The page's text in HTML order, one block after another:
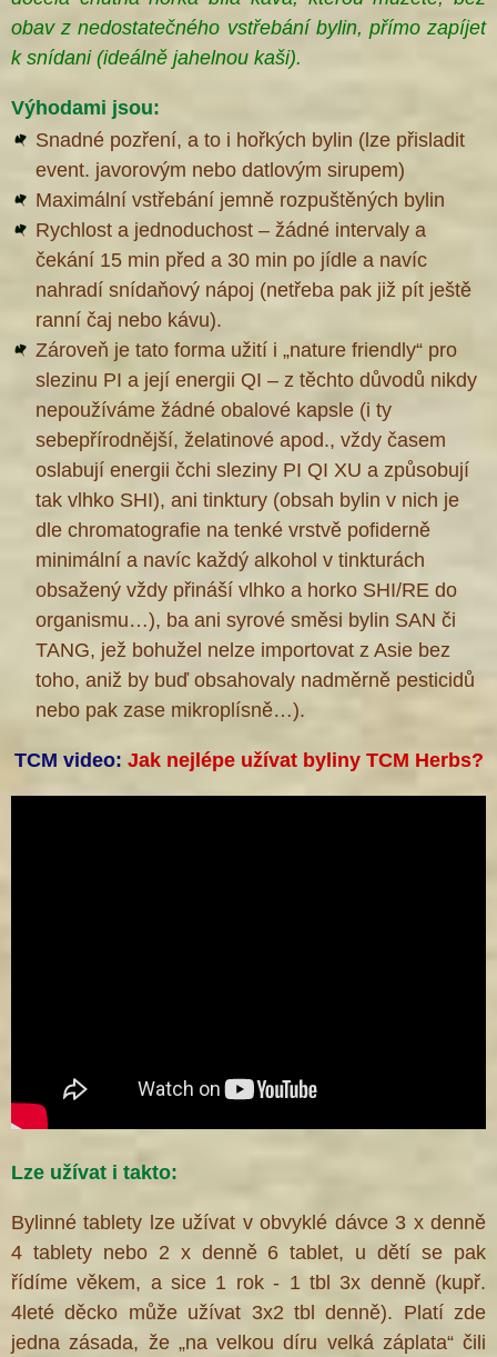
obav z nedostatečného vstřebání bylin, přímo zapíjet
k snídani (ideálně jahelnou kaši).
Výhodami jsou:
Snadné pozření, a to i hořkých bylin (lze přisladit
event. javorovým nebo datlovým sirupem)
Maximální vstřebání jemně rozpuštěných bylin
Rychlost a jednoduchost – žádné intervaly a
čekání 15 min před a 30 min po jídle a navíc
nahradí snídaňový nápoj (netřeba pak již pít ještě
ranní čaj nebo kávu).
Zároveň je tato forma užití i „nature friendly“ pro
slezinu PI a její energii QI – z těchto důvodů nikdy
nepoužíváme žádné obalové kapsle (i ty
sebepřírodnější, želatinové apod., vždy časem
oslabují energii čchi sleziny PI QI XU a způsobují
tak vlhko SHI), ani tinktury (obsah bylin v nich je
dle chromatografie na tenké vrstvě pofiderně
minimální a navíc každý alkohol v tinkturách
obsažený vždy přináší vlhko a horko SHI/RE do
organismu…), ba ani syrové směsi bylin SAN či
TANG, jež bohužel nelze importovat z Asie bez
toho, aniž by buď obsahovaly nadměrně pesticidů
nebo pak zase mikroplísně…).
TCM video: Jak nejlépe užívat byliny TCM Herbs?
Lze užívat i takto:
Bylinné tablety lze užívat v obvyklé dávce 3 x denně
4 tablety nebo 2 x denně 6 tablet, u dětí se pak
řídíme věkem, a sice 1 rok - 1 tbl 3x denně (kupř.
4leté děcko může užívat 3x2 tbl denně). Platí zde
jedna zásada, že „na velkou díru velká záplata“ čili